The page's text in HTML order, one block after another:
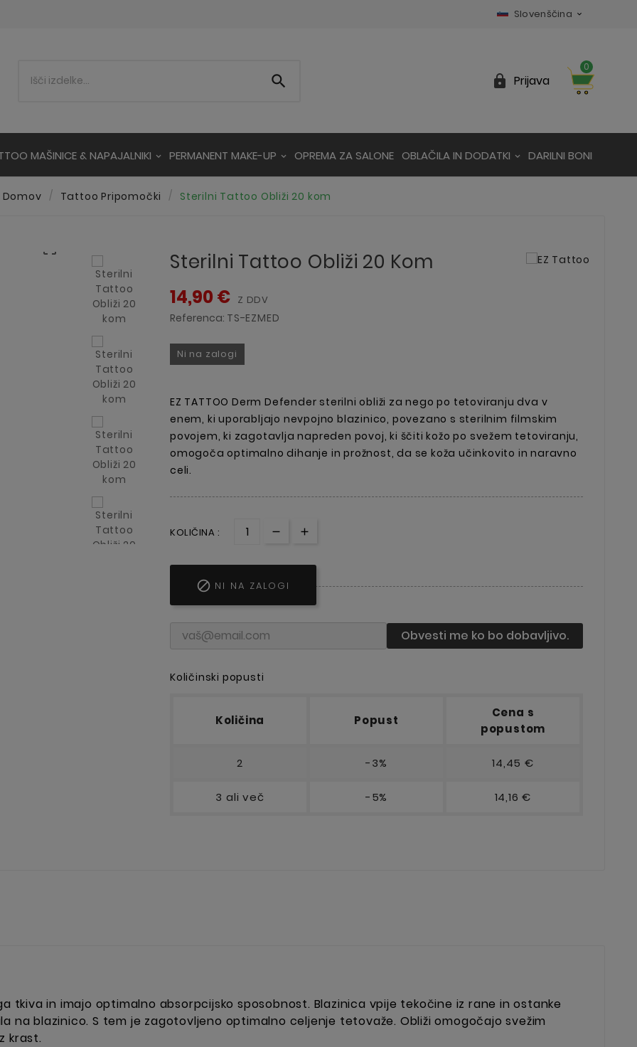
Slovenščina 
  Prijava
0
MAŠINICE & NAPAJALNIKI PERMANENT MAKE-UP OPREMA ZA SALONE OBLAČILA IN DODATKI DARILNI BONI
Domov Tattoo Pripomočki Sterilni Tattoo Obliži 20 kom

Sterilni Tattoo Obliži 20 Kom
14,90 € Z DDV
Referenca: TS-EZMED
Ni na zalogi
EZ TATTOO Derm Defender sterilni obliži za nego po tetoviranju dva v
enem, ki uporabljajo nevpojno blazinico, povezano s sterilnim filmskim
povojem, ki zagotavlja napreden povoj, ki ščiti kožo po svežem tetoviranju,
omogoča optimalno dihanje in prožnost, da se koža učinkovito in naravno
celi.
KOLIČINA :
 NI NA ZALOGI
Obvesti me ko bo dobavljivo.
Količinski popusti
Količina Popust
Cena s
popustom
2 -3% 14,45 €
3 ali več -5% 14,16 €
tkiva in imajo optimalno absorpcijsko sposobnost. Blazinica vpije tekočine iz rane in ostanke
na blazinico. S tem je zagotovljeno optimalno celjenje tetovaže. Obliži omogočajo svežim
krast.